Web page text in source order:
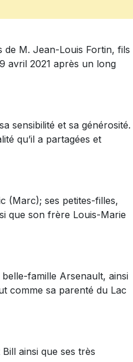
de M. Jean-Louis Fortin, fils
avril 2021 après un long
sensibilité et sa générosité.
qu’il a partagées et
(Marc); ses petites-filles,
que son frère Louis-Marie
famille Arsenault, ainsi
comme sa parenté du Lac
ainsi que ses très